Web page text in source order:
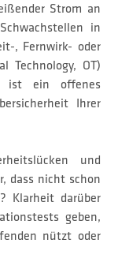
Strom an
in
, Fernwirk- oder
Technology, OT)
ist ein offenes
Ihrer
und
dass nicht schon
Klarheit darüber
geben,
nützt oder